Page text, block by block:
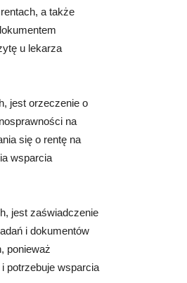
a także
u lekarza
jest orzeczenie o
na
się o rentę na
wsparcia
jest zaświadczenie
i dokumentów
ponieważ
potrzebuje wsparcia